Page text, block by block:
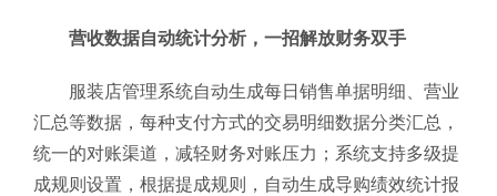
营收数据自动统计分析，一招解放财务双手
服装店管理系统自动生成每日销售单据明细、营业
汇总等数据，每种支付方式的交易明细数据分类汇总，
统一的对账渠道，减轻财务对账压力；系统支持多级提
成规则设置，根据提成规则，自动生成导购绩效统计报